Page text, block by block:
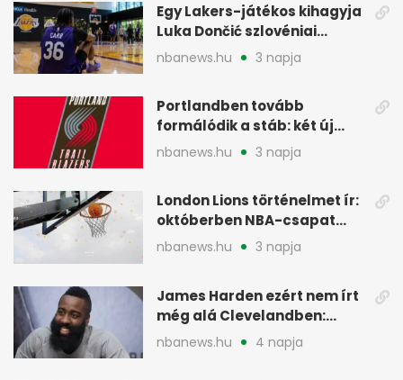
Egy Lakers-játékos kihagyja
Luka Dončić szlovéniai
minicampjét
nbanews.hu 3 napja
Portlandben tovább
formálódik a stáb: két új
szakember a Blazersnél
nbanews.hu 3 napja
London Lions történelmet ír:
októberben NBA-csapat
ellen lép pályára
nbanews.hu 3 napja
James Harden ezért nem írt
még alá Clevelandben:
pénzügyi okok
nbanews.hu 4 napja